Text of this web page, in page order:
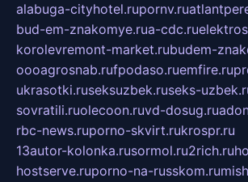
alabuga-cityhotel.rupornv.ru
bud-em-znakomye.rua-cdc.ru
korolevremont-market.rubudem-
oooagrosnab.rufpodaso.ruemfire.ru
ukrasotki.ruseksuzbek.ruseks-
sovratili.ruolecoon.ruvd-dosug.ru
rbc-news.ruporno-skvirt.rukrospr.ru
13autor-kolonka.rusormol.ru2rich.ru
hostserve.ruporno-na-russkom.ru